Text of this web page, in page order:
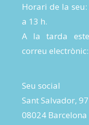
Horari de la
a 13 h.
A la tarda
correu electrònic:
Seu social
Sant Salvador, 97
08024 Barcelona